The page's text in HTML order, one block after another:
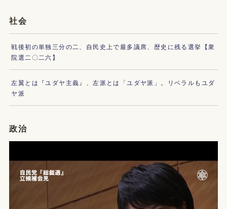
社会
戦後初の単独三分の二、自民史上で最多議席、歴史に残る選挙【衆
院選二〇二六】
左翼とは『ユダヤ主義』、左派とは「ユダヤ派」。リベラルもユダ
ヤ派
政治